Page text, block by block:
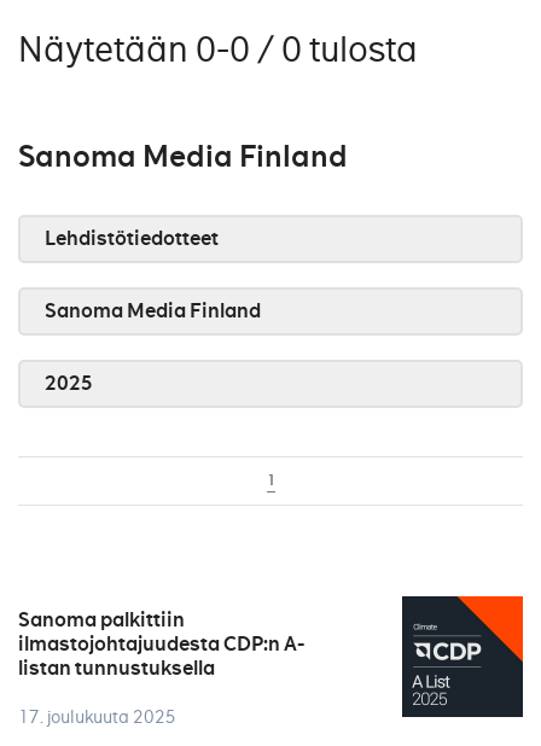
Näytetään 0-0 / 0 tulosta
Sanoma Media Finland
Lehdistötiedotteet
Sanoma Media Finland
2025
1
Sanoma palkittiin
ilmastojohtajuudesta CDP:n A-
listan tunnustuksella
17. joulukuuta 2025